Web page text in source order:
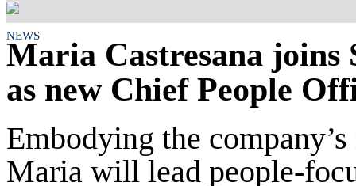
NEWS
Maria Castresana joins
as new Chief People
Embodying the
Maria will lead people-